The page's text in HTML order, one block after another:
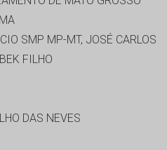
SMP MP-MT, JOSÉ CARLOS
FILHO
DAS NEVES